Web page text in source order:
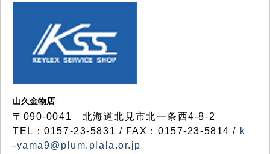
山久金物店
〒090-0041 北海道北見市北一条西4-8-2
TEL：0157-23-5831 / FAX：0157-23-5814 / k
-yama9@plum.plala.or.jp